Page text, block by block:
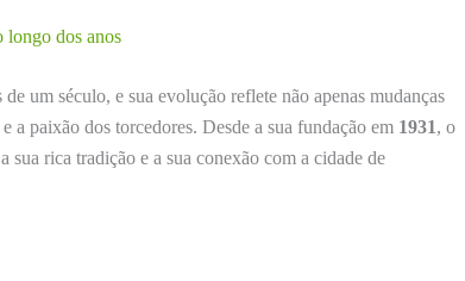
longo dos anos
de um século, e sua evolução reflete não apenas mudanças
e a paixão dos torcedores. Desde a sua fundação em 1931, o
rica tradição e a sua conexão com a cidade de